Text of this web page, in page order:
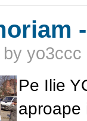
by yo3ccc
Pe Ilie
aproape